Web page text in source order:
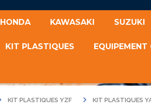
HONDA KAWASAKI SUZUKI
KIT PLASTIQUES EQUIPEMENT
KIT PLASTIQUES YZF KIT PLASTIQUES